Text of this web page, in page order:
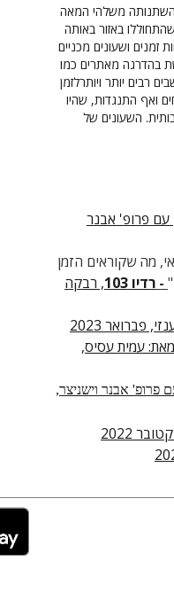
משלהי המאה
באזור באותה
ושעונים מכניים
בהדרגה מאתרים כמו
רבים יותר ויותרלזמן
ואף התנגדות, שהיו
השעונים של
עם פרופ' אבנר
מה שקוראים הזמן
- רדיו 103
, רבקה
2023
הזמן", מאת: עמית עסיס,
פרופ' אבנר וישניצר,
2022